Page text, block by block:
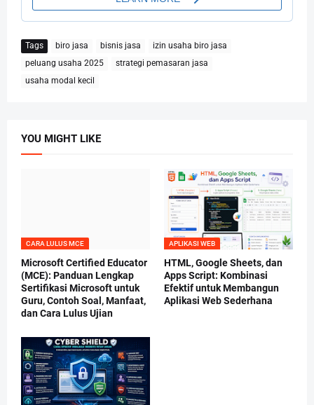
Tags biro jasa bisnis jasa
izin usaha biro jasa
peluang usaha 2025
strategi pemasaran jasa
usaha modal kecil
YOU MIGHT LIKE
CARA LULUS MCE
Microsoft Certified Educator
(MCE): Panduan Lengkap
Sertifikasi Microsoft untuk
Guru, Contoh Soal, Manfaat,
dan Cara Lulus Ujian
APLIKASI WEB
HTML, Google Sheets, dan
Apps Script: Kombinasi
Efektif untuk Membangun
Aplikasi Web Sederhana